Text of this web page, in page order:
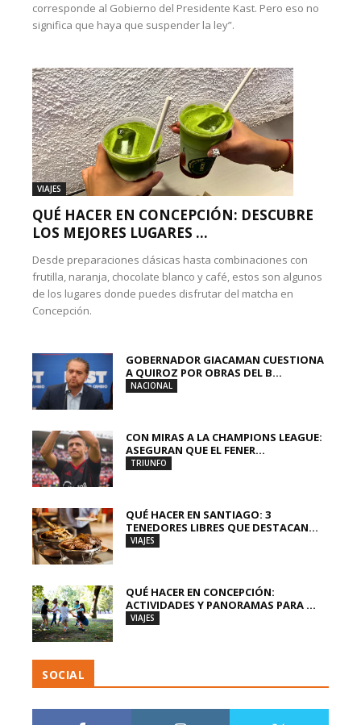
corresponde al Gobierno del Presidente Kast. Pero eso no
significa que haya que suspender la ley”.
VIAJES
QUÉ HACER EN CONCEPCIÓN: DESCUBRE
LOS MEJORES LUGARES ...
Desde preparaciones clásicas hasta combinaciones con
frutilla, naranja, chocolate blanco y café, estos son algunos
de los lugares donde puedes disfrutar del matcha en
Concepción.
GOBERNADOR GIACAMAN CUESTIONA
A QUIROZ POR OBRAS DEL B...
NACIONAL
CON MIRAS A LA CHAMPIONS LEAGUE:
ASEGURAN QUE EL FENER...
TRIUNFO
QUÉ HACER EN SANTIAGO: 3
TENEDORES LIBRES QUE DESTACAN...
VIAJES
QUÉ HACER EN CONCEPCIÓN:
ACTIVIDADES Y PANORAMAS PARA ...
VIAJES
SOCIAL